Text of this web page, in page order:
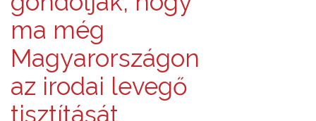
ma még
Magyarországon
az irodai levegő
tisztítását